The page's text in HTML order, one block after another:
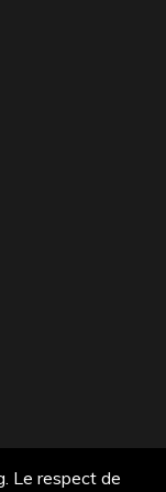
Le respect de